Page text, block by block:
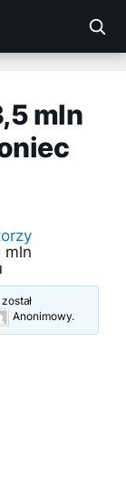
mln
mln
Anonimowy.